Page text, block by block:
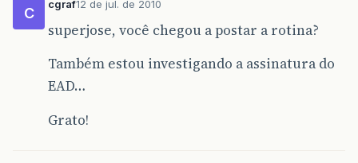
C
cgraf12 de jul. de 2010
superjose, você chegou a postar a rotina?
Também estou investigando a assinatura do
EAD…
Grato!